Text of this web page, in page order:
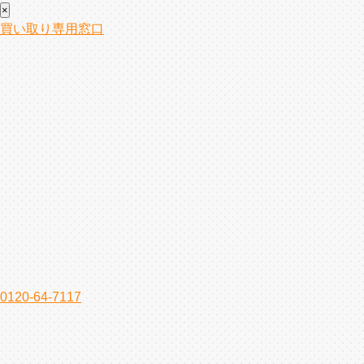
×
買い取り専用窓口
0120-64-7117